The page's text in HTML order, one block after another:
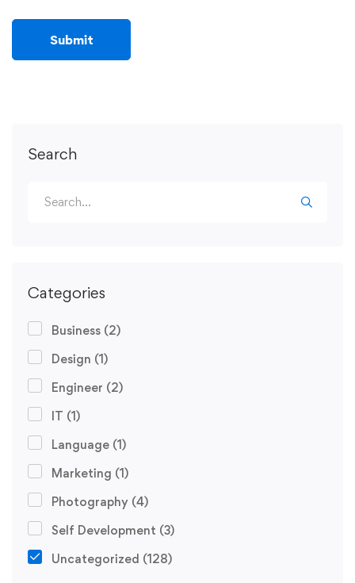
Search
Categories
Business (2)
Design (1)
Engineer (2)
IT (1)
Language (1)
Marketing (1)
Photography (4)
Self Development (3)
Uncategorized (128)